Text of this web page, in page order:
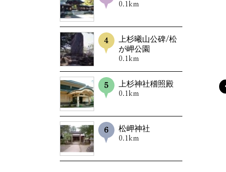
0.1km
上杉曦山公碑/松
が岬公園
0.1km
上杉神社稽照殿
0.1km
松岬神社
0.1km